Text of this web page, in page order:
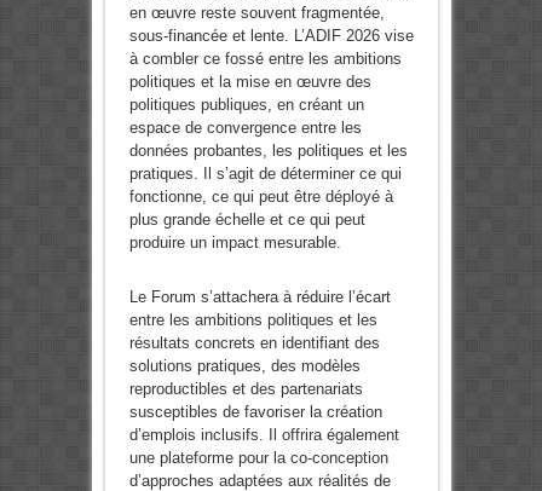
en œuvre reste souvent fragmentée,
sous-financée et lente. L’ADIF 2026 vise
à combler ce fossé entre les ambitions
politiques et la mise en œuvre des
politiques publiques, en créant un
espace de convergence entre les
données probantes, les politiques et les
pratiques. Il s’agit de déterminer ce qui
fonctionne, ce qui peut être déployé à
plus grande échelle et ce qui peut
produire un impact mesurable.
Le Forum s’attachera à réduire l’écart
entre les ambitions politiques et les
résultats concrets en identifiant des
solutions pratiques, des modèles
reproductibles et des partenariats
susceptibles de favoriser la création
d’emplois inclusifs. Il offrira également
une plateforme pour la co-conception
d’approches adaptées aux réalités de